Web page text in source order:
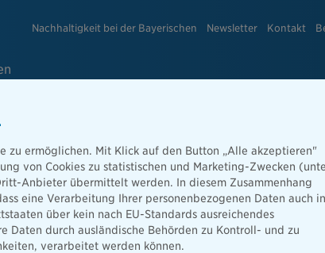
Nachhaltigkeit bei der Bayerischen Newsletter Kontakt
zu ermöglichen. Mit Klick auf den Button „Alle akzeptieren"
von Cookies zu statistischen und Marketing-Zwecken
Anbieter übermittelt werden. In diesem Zusammenhang
eine Verarbeitung Ihrer personenbezogenen Daten auch in
über kein nach EU-Standards ausreichendes
Daten durch ausländische Behörden zu Kontroll- und zu
verarbeitet werden können.